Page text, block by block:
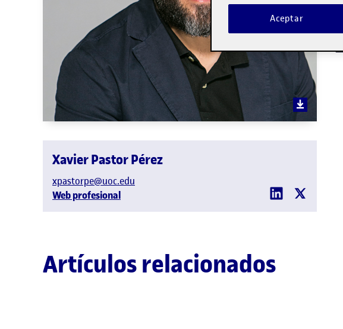
Xavier Pastor Pérez
xpastorpe@uoc.edu
Web profesional
Artículos relacionados
Aceptar